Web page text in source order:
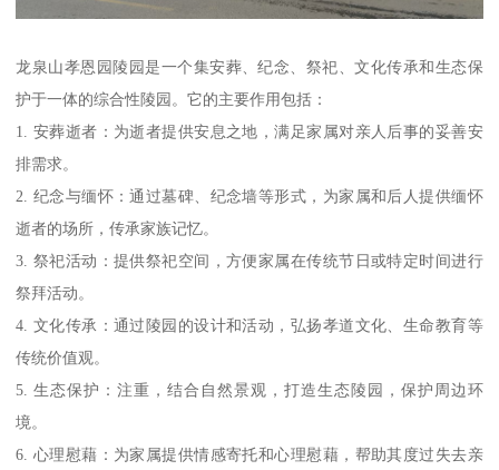
龙泉山孝恩园陵园是一个集安葬、纪念、祭祀、文化传承和生态保
护于一体的综合性陵园。它的主要作用包括：
1. 安葬逝者：为逝者提供安息之地，满足家属对亲人后事的妥善安
排需求。
2. 纪念与缅怀：通过墓碑、纪念墙等形式，为家属和后人提供缅怀
逝者的场所，传承家族记忆。
3. 祭祀活动：提供祭祀空间，方便家属在传统节日或特定时间进行
祭拜活动。
4. 文化传承：通过陵园的设计和活动，弘扬孝道文化、生命教育等
传统价值观。
5. 生态保护：注重，结合自然景观，打造生态陵园，保护周边环
境。
6. 心理慰藉：为家属提供情感寄托和心理慰藉，帮助其度过失去亲